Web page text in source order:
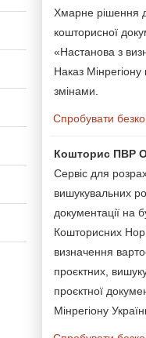
Хмарне рішення
кошторисної
«Настанова з
Наказ
змінами.
Спробувати
Кошторис ПВР
Сервіс для
вишукувальних
документації на
Кошторисних
визначення
проєктних,
проєктної
Мінрегіону